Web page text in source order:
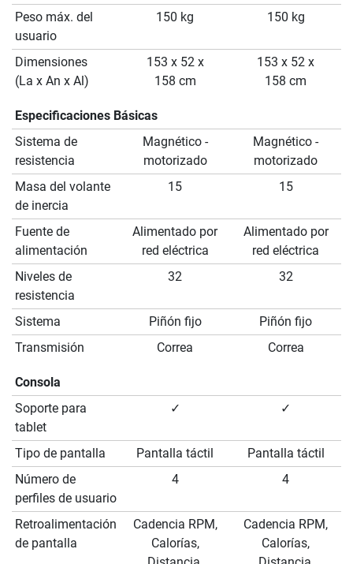
Peso máx. del
usuario
150 kg 150 kg
Dimensiones
(La x An x Al)
153 x 52 x
158 cm
153 x 52 x
158 cm
Especificaciones Básicas
Sistema de
resistencia
Magnético -
motorizado
Magnético -
motorizado
Masa del volante
de inercia
15 15
Fuente de
alimentación
Alimentado por
red eléctrica
Alimentado por
red eléctrica
Niveles de
resistencia
32 32
Sistema Piñón fijo
Piñón fijo
Transmisión
Correa Correa
Consola
Soporte para
tablet
✓ ✓
Tipo de pantalla Pantalla táctil
Pantalla táctil
Número de
perfiles de usuario
4 4
Retroalimentación
de pantalla
Cadencia RPM,
Calorías,
Cadencia RPM,
Calorías,